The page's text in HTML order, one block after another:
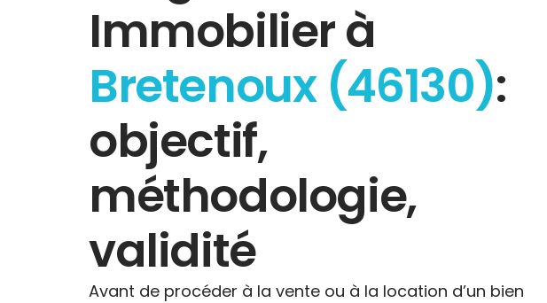
Immobilier à
Bretenoux (46130):
objectif,
méthodologie,
validité
Avant de procéder à la vente ou à la location d’un bien